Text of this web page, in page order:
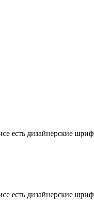
есть дизайнерские
есть дизайнерские